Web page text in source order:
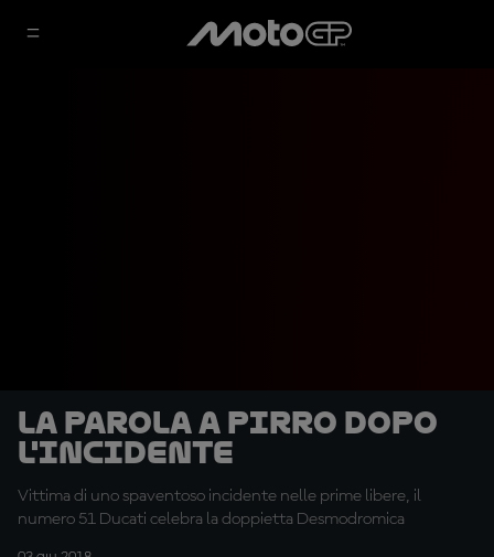
La parola a Pirro dopo
l'incidente
Vittima di uno spaventoso incidente nelle prime libere, il
numero 51 Ducati celebra la doppietta Desmodromica